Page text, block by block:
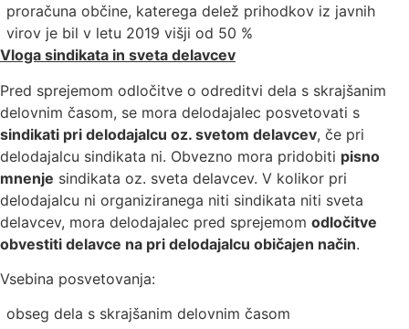
proračuna občine, katerega delež prihodkov iz javnih
virov je bil v letu 2019 višji od 50 %
Vloga sindikata in sveta delavcev
Pred sprejemom odločitve o odreditvi dela s skrajšanim
delovnim časom, se mora delodajalec posvetovati s
sindikati pri delodajalcu oz. svetom delavcev, če pri
delodajalcu sindikata ni. Obvezno mora pridobiti pisno
mnenje sindikata oz. sveta delavcev. V kolikor pri
delodajalcu ni organiziranega niti sindikata niti sveta
delavcev, mora delodajalec pred sprejemom odločitve
obvestiti delavce na pri delodajalcu običajen način.
Vsebina posvetovanja:
obseg dela s skrajšanim delovnim časom